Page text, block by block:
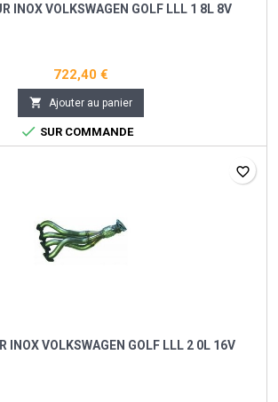
INOX VOLKSWAGEN GOLF LLL 1 8L 8V
722,40 €
 Ajouter au panier
 SUR COMMANDE
INOX VOLKSWAGEN GOLF LLL 2 0L 16V
favorite_border